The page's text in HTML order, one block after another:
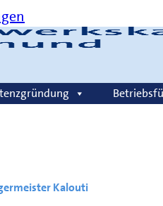
Kontakt
Kalouti